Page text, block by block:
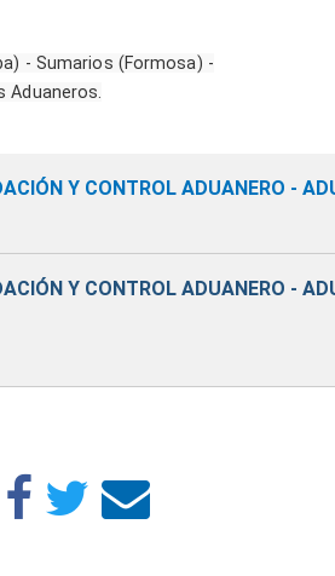
- Sumarios (Formosa) -
Aduaneros.
Y CONTROL ADUANERO -
Y CONTROL ADUANERO -